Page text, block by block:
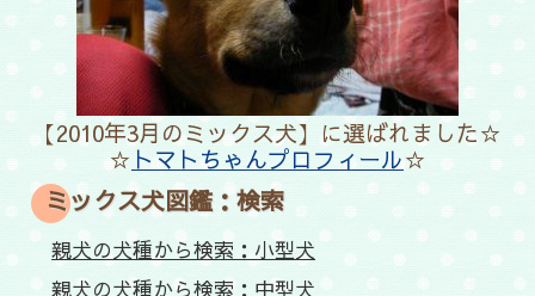
【2010年3月のミックス犬】に選ばれました☆
☆ トマトちゃんプロフィール☆
ミックス犬図鑑：検索
親犬の犬種から検索：小型犬
親犬の犬種から検索：中型犬